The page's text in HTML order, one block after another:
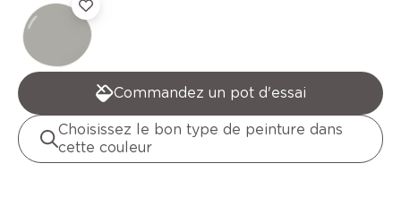
Commandez un pot d'essai
Choisissez le bon type de peinture dans
cette couleur